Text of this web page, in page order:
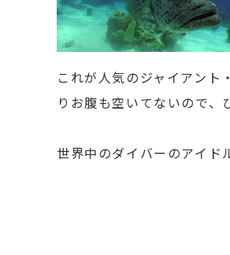
これが人気のジャイアン
りお腹も空いてないので、
世界中のダイバーのアイド